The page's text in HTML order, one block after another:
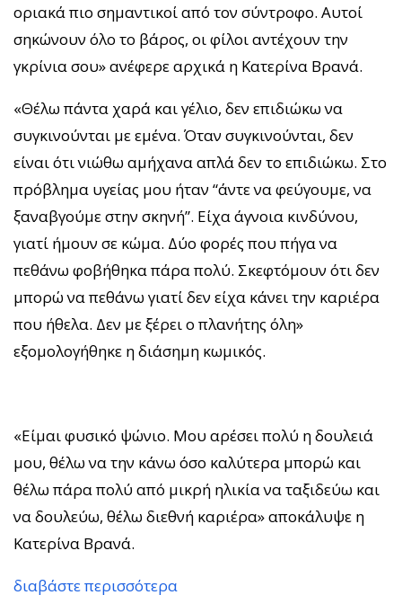
οριακά πιο σημαντικοί από τον σύντροφο. Αυτοί
σηκώνουν όλο το βάρος, οι φίλοι αντέχουν την
γκρίνια σου» ανέφερε αρχικά η Κατερίνα Βρανά.
«Θέλω πάντα χαρά και γέλιο, δεν επιδιώκω να
συγκινούνται με εμένα. Όταν συγκινούνται, δεν
είναι ότι νιώθω αμήχανα απλά δεν το επιδιώκω. Στο
πρόβλημα υγείας μου ήταν “άντε να φεύγουμε, να
ξαναβγούμε στην σκηνή”. Είχα άγνοια κινδύνου,
γιατί ήμουν σε κώμα. Δύο φορές που πήγα να
πεθάνω φοβήθηκα πάρα πολύ. Σκεφτόμουν ότι δεν
μπορώ να πεθάνω γιατί δεν είχα κάνει την καριέρα
που ήθελα. Δεν με ξέρει ο πλανήτης όλη»
εξομολογήθηκε η διάσημη κωμικός.
«Είμαι φυσικό ψώνιο. Μου αρέσει πολύ η δουλειά
μου, θέλω να την κάνω όσο καλύτερα μπορώ και
θέλω πάρα πολύ από μικρή ηλικία να ταξιδεύω και
να δουλεύω, θέλω διεθνή καριέρα» αποκάλυψε η
Κατερίνα Βρανά.
διαβάστε περισσότερα